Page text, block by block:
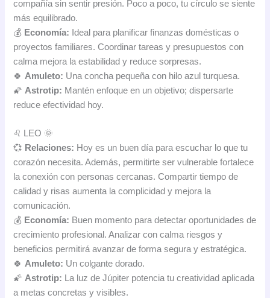
compañía sin sentir presión. Poco a poco, tu círculo se siente
más equilibrado.
💰 Economía: Ideal para planificar finanzas domésticas o
proyectos familiares. Coordinar tareas y presupuestos con
calma mejora la estabilidad y reduce sorpresas.
🍀 Amuleto: Una concha pequeña con hilo azul turquesa.
🌠 Astrotip: Mantén enfoque en un objetivo; dispersarte
reduce efectividad hoy.
♌ LEO 🌞
💞 Relaciones: Hoy es un buen día para escuchar lo que tu
corazón necesita. Además, permitirte ser vulnerable fortalece
la conexión con personas cercanas. Compartir tiempo de
calidad y risas aumenta la complicidad y mejora la
comunicación.
💰 Economía: Buen momento para detectar oportunidades de
crecimiento profesional. Analizar con calma riesgos y
beneficios permitirá avanzar de forma segura y estratégica.
🍀 Amuleto: Un colgante dorado.
🌠 Astrotip: La luz de Júpiter potencia tu creatividad aplicada
a metas concretas y visibles.